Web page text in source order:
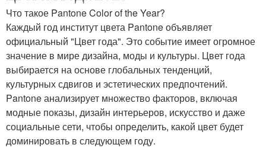
Что такое Pantone Color of the Year?
Каждый год институт цвета Pantone объявляет
официальный "Цвет года". Это событие имеет огромное
значение в мире дизайна, моды и культуры. Цвет года
выбирается на основе глобальных тенденций,
культурных сдвигов и эстетических предпочтений.
Pantone анализирует множество факторов, включая
модные показы, дизайн интерьеров, искусство и даже
социальные сети, чтобы определить, какой цвет будет
доминировать в следующем году.